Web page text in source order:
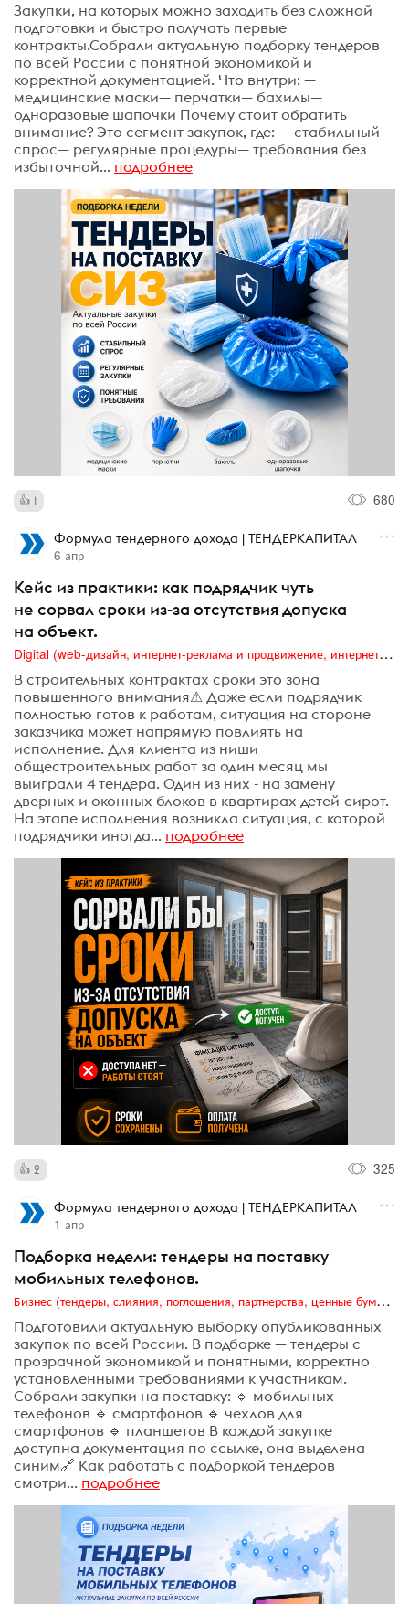
Закупки, на которых можно заходить без сложной
подготовки и быстро получать первые
контракты.Собрали актуальную подборку тендеров
по всей России с понятной экономикой и
корректной документацией. Что внутри: —
медицинские маски— перчатки— бахилы—
одноразовые шапочки Почему стоит обратить
внимание? Это сегмент закупок, где: — стабильный
спрос— регулярные процедуры— требования без
избыточной... подробнее
1 680
Формула тендерного дохода | ТЕНДЕРКАПИТАЛ
6 апр
Кейс из практики: как подрядчик чуть
не сорвал сроки из-за отсутствия допуска
на объект.
Digital (web-дизайн, интернет-реклама и продвижение, интернет-сообщества и блоги, интернет-коммуникации, мобильный маркетинг, реклама на цифровых экранах)
В строительных контрактах сроки это зона
повышенного внимания⚠ Даже если подрядчик
полностью готов к работам, ситуация на стороне
заказчика может напрямую повлиять на
исполнение. Для клиента из ниши
общестроительных работ за один месяц мы
выиграли 4 тендера. Один из них - на замену
дверных и оконных блоков в квартирах детей-сирот.
На этапе исполнения возникла ситуация, с которой
подрядчики иногда... подробнее
2 325
Формула тендерного дохода | ТЕНДЕРКАПИТАЛ
1 апр
Подборка недели: тендеры на поставку
мобильных телефонов.
Бизнес (тендеры, слияния, поглощения, партнерства, ценные бумаги, акционеры, финансы и отчетность)
Подготовили актуальную выборку опубликованных
закупок по всей России. В подборке — тендеры с
прозрачной экономикой и понятными, корректно
установленными требованиями к участникам.
Собрали закупки на поставку: 🔹 мобильных
телефонов 🔹 смартфонов 🔹 чехлов для
смартфонов 🔹 планшетов В каждой закупке
доступна документация по ссылке, она выделена
синим🔗 Как работать с подборкой тендеров
смотри... подробнее